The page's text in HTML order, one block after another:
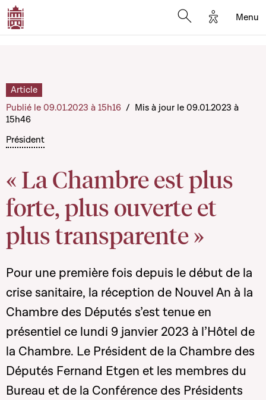
Options
Menu
Président
« La Chambre est plus
forte, plus ouverte et
plus transparente »
Article
Publié le 09.01.2023 à 15h16 / Mis à jour le 09.01.2023 à
15h46
Pour une première fois depuis le début de la
crise sanitaire, la réception de Nouvel An à la
Chambre des Députés s’est tenue en
présentiel ce lundi 9 janvier 2023 à l’Hôtel de
la Chambre. Le Président de la Chambre des
Députés Fernand Etgen et les membres du
Bureau et de la Conférence des Présidents